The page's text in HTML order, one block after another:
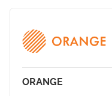
ORANGE